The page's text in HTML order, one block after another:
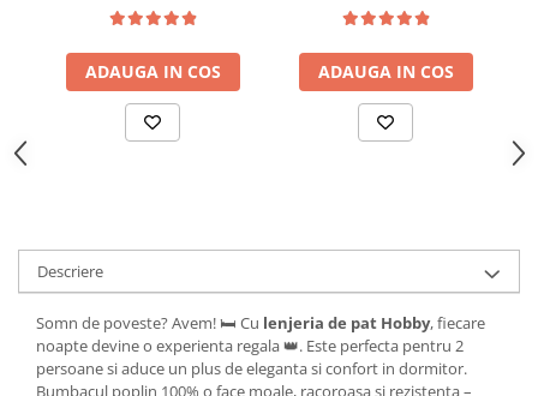
ADAUGA IN COS ADAUGA IN COS
Descriere
Somn de poveste? Avem! 🛏️ Cu lenjeria de pat Hobby, fiecare
noapte devine o experienta regala 👑. Este perfecta pentru 2
persoane si aduce un plus de eleganta si confort in dormitor.
Bumbacul poplin 100% o face moale, racoroasa si rezistenta –